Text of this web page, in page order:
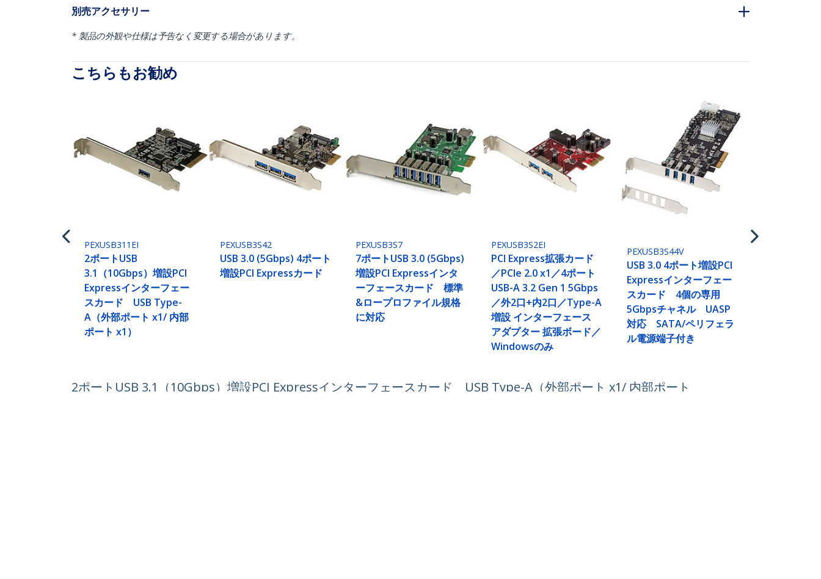
別売アクセサリー
* 製品の外観や仕様は予告なく変更する場合があります。
こちらもお勧め
PEXUSB311EI
2ポートUSB
3.1（10Gbps）増設PCI
Expressインターフェー
スカード USB Type-
A（外部ポート x1/ 内部
ポート x1）
PEXUSB3S42
USB 3.0 (5Gbps) 4ポート
増設PCI Expressカード
PEXUSB3S7
7ポートUSB 3.0 (5Gbps)
増設PCI Expressインタ
ーフェースカード 標準
&ロープロファイル規格
に対応
PEXUSB3S2EI
PCI Express拡張カード
／PCIe 2.0 x1／4ポート
USB-A 3.2 Gen 1 5Gbps
／外2口+内2口／Type-A
増設 インターフェース
アダプター 拡張ボード／
Windowsのみ
PEXUSB3S44V
USB 3.0 4ポート増設PCI
Expressインターフェー
スカード 4個の専用
5Gbpsチャネル UASP
対応 SATA/ペリフェラ
ル電源端子付き
2ポートUSB 3.1（10Gbps）増設PCI Expressインターフェースカード USB Type-A（外部ポート x1/ 内部ポート